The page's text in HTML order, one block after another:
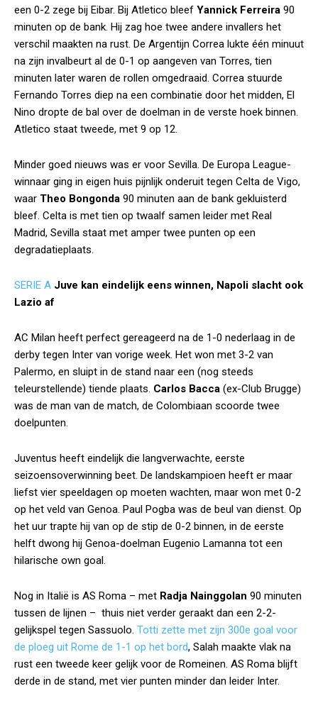
een 0-2 zege bij Eibar. Bij Atletico bleef Yannick Ferreira 90
minuten op de bank. Hij zag hoe twee andere invallers het
verschil maakten na rust. De Argentijn Correa lukte één minuut
na zijn invalbeurt al de 0-1 op aangeven van Torres, tien
minuten later waren de rollen omgedraaid. Correa stuurde
Fernando Torres diep na een combinatie door het midden, El
Nino dropte de bal over de doelman in de verste hoek binnen.
Atletico staat tweede, met 9 op 12.
Minder goed nieuws was er voor Sevilla. De Europa League-
winnaar ging in eigen huis pijnlijk onderuit tegen Celta de Vigo,
waar Theo Bongonda 90 minuten aan de bank gekluisterd
bleef. Celta is met tien op twaalf samen leider met Real
Madrid, Sevilla staat met amper twee punten op een
degradatieplaats.
SERIE A Juve kan eindelijk eens winnen, Napoli slacht ook
Lazio af
AC Milan heeft perfect gereageerd na de 1-0 nederlaag in de
derby tegen Inter van vorige week. Het won met 3-2 van
Palermo, en sluipt in de stand naar een (nog steeds
teleurstellende) tiende plaats. Carlos Bacca (ex-Club Brugge)
was de man van de match, de Colombiaan scoorde twee
doelpunten.
Juventus heeft eindelijk die langverwachte, eerste
seizoensoverwinning beet. De landskampioen heeft er maar
liefst vier speeldagen op moeten wachten, maar won met 0-2
op het veld van Genoa. Paul Pogba was de beul van dienst. Op
het uur trapte hij van op de stip de 0-2 binnen, in de eerste
helft dwong hij Genoa-doelman Eugenio Lamanna tot een
hilarische own goal.
Nog in Italië is AS Roma – met Radja Nainggolan 90 minuten
tussen de lijnen – thuis niet verder geraakt dan een 2-2-
gelijkspel tegen Sassuolo. Totti zette met zijn 300e goal voor
de ploeg uit Rome de 1-1 op het bord, Salah maakte vlak na
rust een tweede keer gelijk voor de Romeinen. AS Roma blijft
derde in de stand, met vier punten minder dan leider Inter.